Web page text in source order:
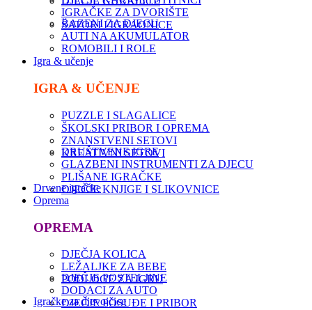
IGRAČKE ZA DVORIŠTE
ŠATORI I IGRAONICE
BAZENI ZA DJECU
AUTI NA AKUMULATOR
ROMOBILI I ROLE
Igra & učenje
IGRA & UČENJE
PUZZLE I SLAGALICE
ŠKOLSKI PRIBOR I OPREMA
ZNANSTVENI SETOVI
KREATIVNI SETOVI
DRUŠTVENE IGRE
GLAZBENI INSTRUMENTI ZA DJECU
PLIŠANE IGRAČKE
DJEČJE KNJIGE I SLIKOVNICE
Drvene igračke
Oprema
OPREMA
DJEČJA KOLICA
LEŽALJKE ZA BEBE
PODLOGE ZA IGRU
DJEČJE POSTELJINE
DODACI ZA AUTO
DJEČJE POSUĐE I PRIBOR
Igračke za djevojčice